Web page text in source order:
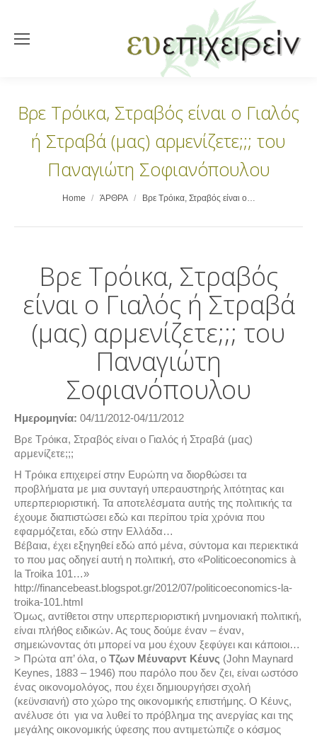
Βρε Τρόικα, Στραβός είναι ο Γιαλός
ή Στραβά (μας) αρμενίζετε;;; του
Παναγιώτη Σοφιανόπουλου
You are here:Home ΆΡΘΡΑ Βρε Τρόικα, Στραβός είναι ο…
Βρε Τρόικα, Στραβός
είναι ο Γιαλός ή Στραβά
(μας) αρμενίζετε;;; του
Παναγιώτη
Σοφιανόπουλου
Hμερομηνία: 04/11/2012-04/11/2012
Βρε Τρόικα, Στραβός είναι ο Γιαλός ή Στραβά (μας)
αρμενίζετε;;;
Η Τρόικα επιχειρεί στην Ευρώπη να διορθώσει τα
προβλήματα με μια συνταγή υπεραυστηρής λιτότητας και
υπερπεριοριστική. Τα αποτελέσματα αυτής της πολιτικής τα
έχουμε διαπιστώσει εδώ και περίπου τρία χρόνια που
εφαρμόζεται, εδώ στην Ελλάδα…
Βέβαια, έχει εξηγηθεί εδώ από μένα, σύντομα και περιεκτικά
το που μας οδηγεί αυτή η πολιτική, στο «Politicoeconomics à
la Troika 101…»
http://financebeast.blogspot.gr/2012/07/politicoeconomics-la-
troika-101.html
Όμως, αντίθετοι στην υπερπεριοριστική μνημονιακή πολιτική,
είναι πλήθος ειδικών. Ας τους δούμε έναν – έναν,
σημειώνοντας ότι μπορεί να μου έχουν ξεφύγει και κάποιοι…
> Πρώτα απ’ όλα, ο Τζων Μέυναρντ Κέυνς (John Maynard
Keynes, 1883 – 1946) που παρόλο που δεν ζει, είναι ωστόσο
ένας οικονομολόγος, που έχει δημιουργήσει σχολή
(κεϋνσιανή) στο χώρο της οικονομικής επιστήμης. Ο Κέυνς,
ανέλυσε ότι για να λυθεί το πρόβλημα της ανεργίας και της
μεγάλης οικονομικής ύφεσης που αντιμετώπιζε ο κόσμος